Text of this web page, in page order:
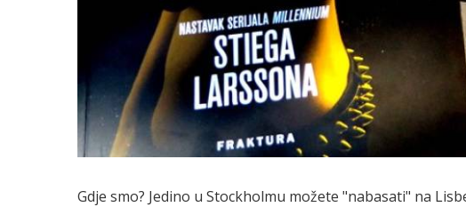
Gdje smo? Jedino u Stockholmu možete "nabasati" na